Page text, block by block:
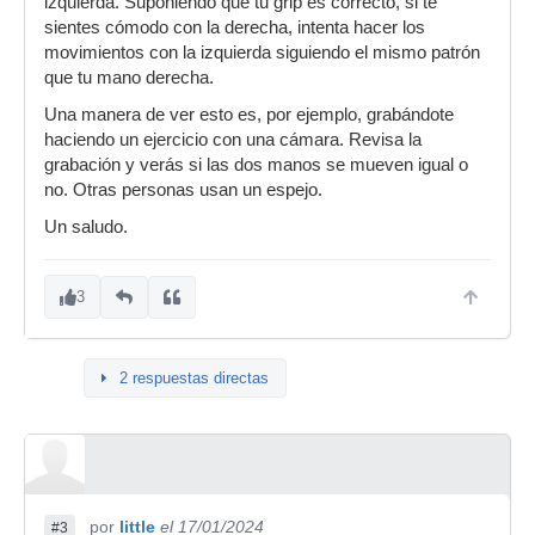
sientes cómodo con la derecha, intenta hacer los
movimientos con la izquierda siguiendo el mismo patrón
que tu mano derecha.
Una manera de ver esto es, por ejemplo, grabándote
haciendo un ejercicio con una cámara. Revisa la
grabación y verás si las dos manos se mueven igual o
no. Otras personas usan un espejo.
Un saludo.
3
2 respuestas directas
#3 por little el 17/01/2024